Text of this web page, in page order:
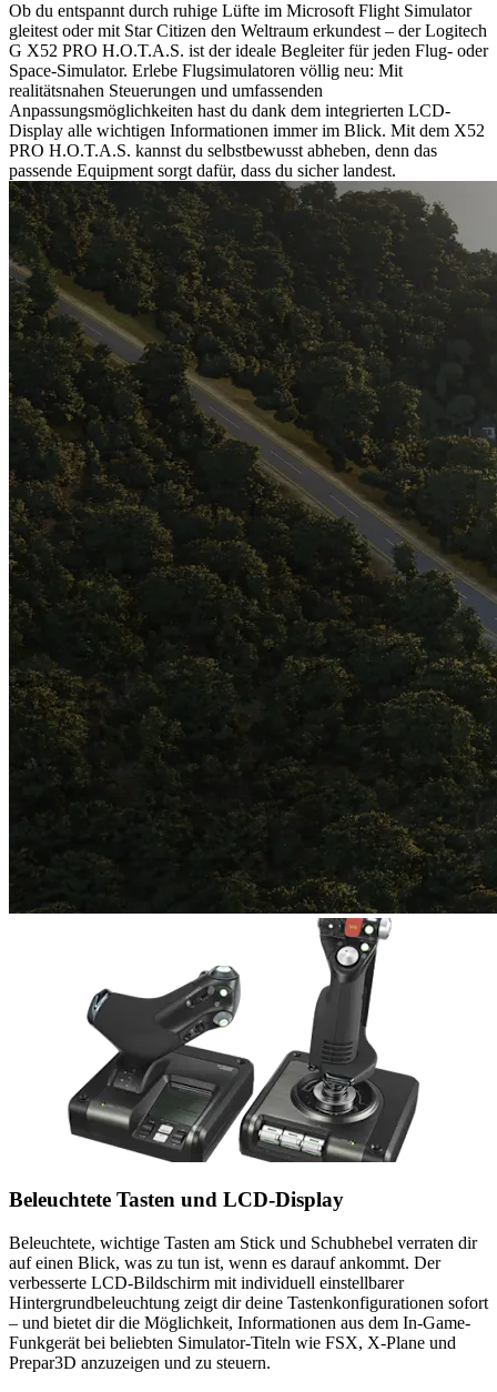
Ob du entspannt durch ruhige Lüfte im Microsoft Flight Simulator
gleitest oder mit Star Citizen den Weltraum erkundest – der Logitech
G X52 PRO H.O.T.A.S. ist der ideale Begleiter für jeden Flug- oder
Space-Simulator. Erlebe Flugsimulatoren völlig neu: Mit
realitätsnahen Steuerungen und umfassenden
Anpassungsmöglichkeiten hast du dank dem integrierten LCD-
Display alle wichtigen Informationen immer im Blick. Mit dem X52
PRO H.O.T.A.S. kannst du selbstbewusst abheben, denn das
passende Equipment sorgt dafür, dass du sicher landest.
Beleuchtete Tasten und LCD-Display
Beleuchtete, wichtige Tasten am Stick und Schubhebel verraten dir
auf einen Blick, was zu tun ist, wenn es darauf ankommt. Der
verbesserte LCD-Bildschirm mit individuell einstellbarer
Hintergrundbeleuchtung zeigt dir deine Tastenkonfigurationen sofort
– und bietet dir die Möglichkeit, Informationen aus dem In-Game-
Funkgerät bei beliebten Simulator-Titeln wie FSX, X-Plane und
Prepar3D anzuzeigen und zu steuern.